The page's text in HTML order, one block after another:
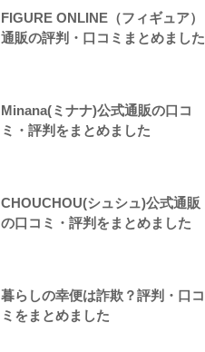
FIGURE ONLINE（フィギュア）
通販の評判・口コミまとめました
Minana(ミナナ)公式通販の口コ
ミ・評判をまとめました
CHOUCHOU(シュシュ)公式通販
の口コミ・評判をまとめました
暮らしの幸便は詐欺？評判・口コ
ミをまとめました